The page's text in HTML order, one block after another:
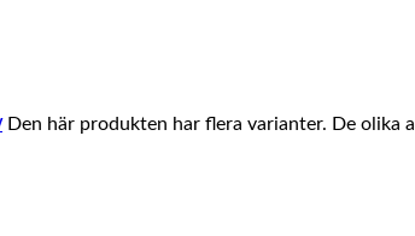
Den här produkten har flera varianter. De olika